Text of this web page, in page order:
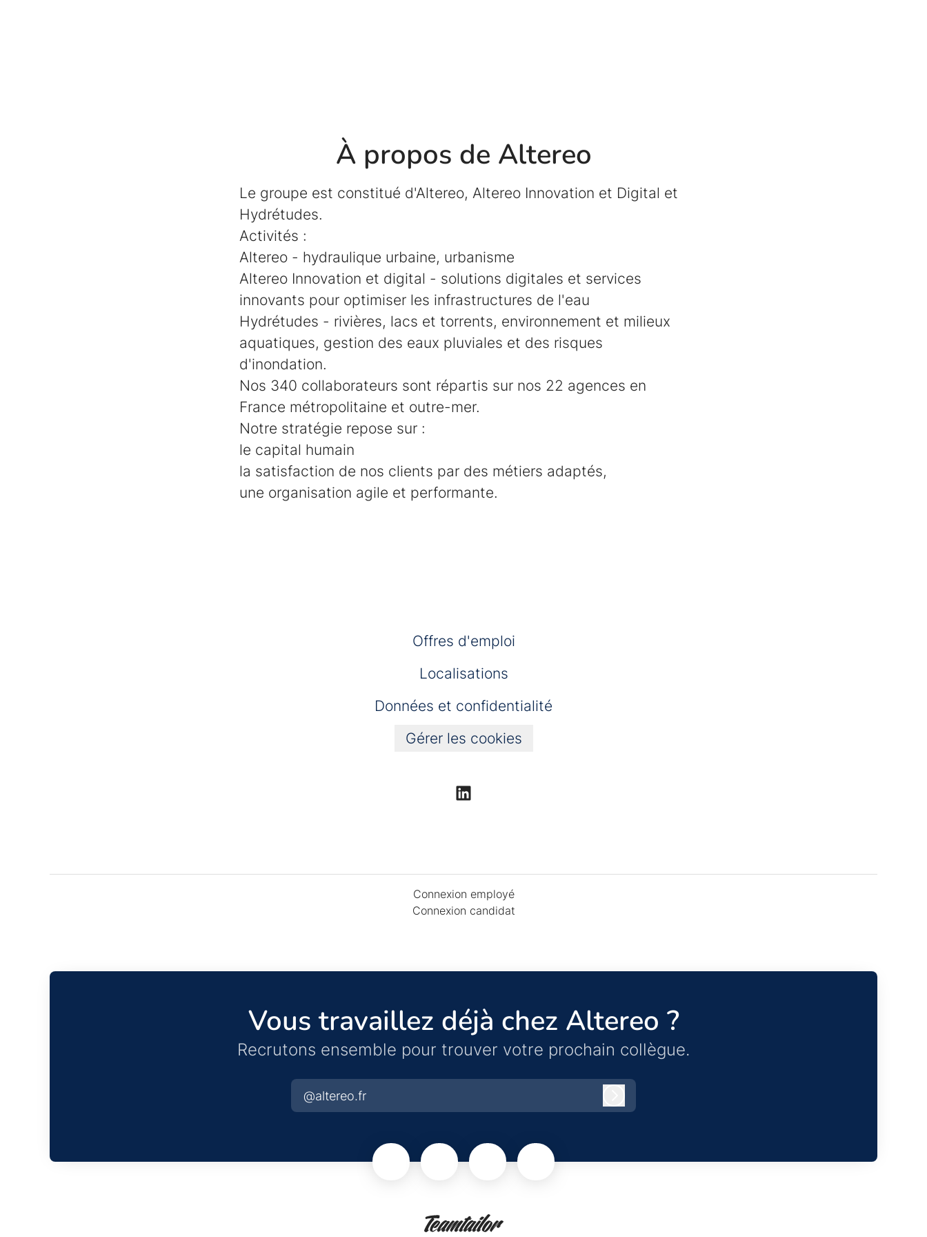
À propos de Altereo
Le groupe est constitué d'Altereo, Altereo Innovation et Digital et
Hydrétudes.
Activités :
Altereo - hydraulique urbaine, urbanisme
Altereo Innovation et digital - solutions digitales et services
innovants pour optimiser les infrastructures de l'eau
Hydrétudes - rivières, lacs et torrents, environnement et milieux
aquatiques, gestion des eaux pluviales et des risques
d'inondation.
Nos 340 collaborateurs sont répartis sur nos 22 agences en
France métropolitaine et outre-mer.
Notre stratégie repose sur :
le capital humain
la satisfaction de nos clients par des métiers adaptés,
une organisation agile et performante.
Offres d'emploi
Localisations
Données et confidentialité
Gérer les cookies
Connexion employé
Connexion candidat
Vous travaillez déjà chez Altereo ?
Recrutons ensemble pour trouver votre prochain collègue.
@altereo.fr